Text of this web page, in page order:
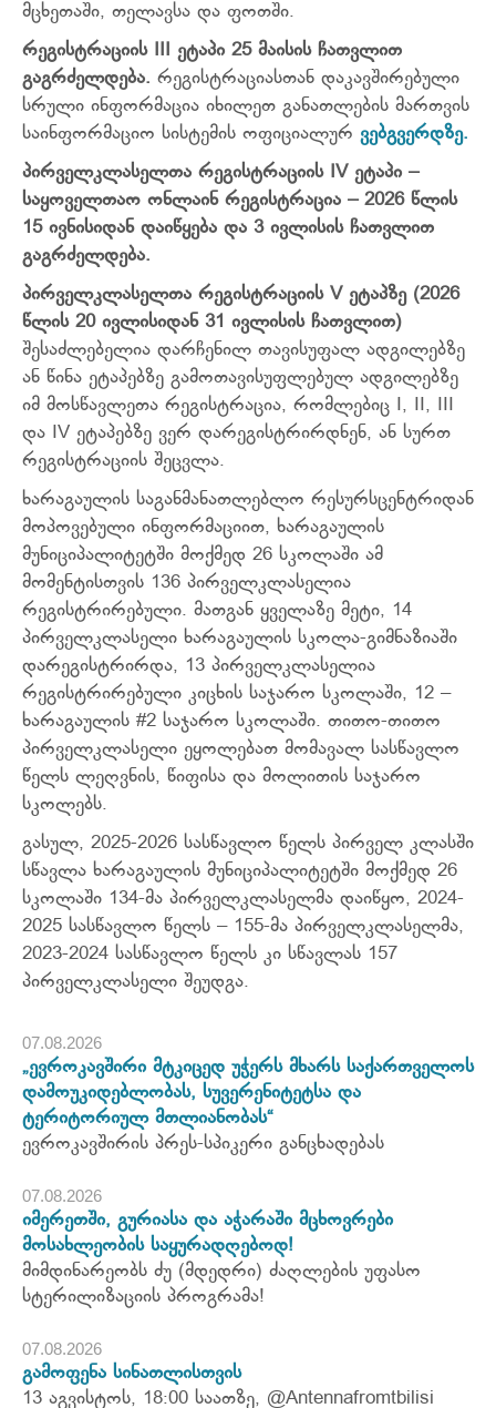
მცხეთაში, თელავსა და ფოთში.
რეგისტრაციის III ეტაპი 25 მაისის ჩათვლით
გაგრძელდება. რეგისტრაციასთან დაკავშირებული
სრული ინფორმაცია იხილეთ განათლების მართვის
საინფორმაციო სისტემის ოფიციალურ ვებგვერდზე.
პირველკლასელთა რეგისტრაციის IV ეტაპი –
საყოველთაო ონლაინ რეგისტრაცია – 2026 წლის
15 ივნისიდან დაიწყება და 3 ივლისის ჩათვლით
გაგრძელდება.
პირველკლასელთა რეგისტრაციის V ეტაპზე (2026
წლის 20 ივლისიდან 31 ივლისის ჩათვლით)
შესაძლებელია დარჩენილ თავისუფალ ადგილებზე
ან წინა ეტაპებზე გამოთავისუფლებულ ადგილებზე
იმ მოსწავლეთა რეგისტრაცია, რომლებიც I, II, III
და IV ეტაპებზე ვერ დარეგისტრირდნენ, ან სურთ
რეგისტრაციის შეცვლა.
ხარაგაულის საგანმანათლებლო რესურსცენტრიდან
მოპოვებული ინფორმაციით, ხარაგაულის
მუნიციპალიტეტში მოქმედ 26 სკოლაში ამ
მომენტისთვის 136 პირველკლასელია
რეგისტრირებული. მათგან ყველაზე მეტი, 14
პირველკლასელი ხარაგაულის სკოლა-გიმნაზიაში
დარეგისტრირდა, 13 პირველკლასელია
რეგისტრირებული კიცხის საჯარო სკოლაში, 12 –
ხარაგაულის #2 საჯარო სკოლაში. თითო-თითო
პირველკლასელი ეყოლებათ მომავალ სასწავლო
წელს ლეღვნის, წიფისა და მოლითის საჯარო
სკოლებს.
გასულ, 2025-2026 სასწავლო წელს პირველ კლასში
სწავლა ხარაგაულის მუნიციპალიტეტში მოქმედ 26
სკოლაში 134-მა პირველკლასელმა დაიწყო, 2024-
2025 სასწავლო წელს – 155-მა პირველკლასელმა,
2023-2024 სასწავლო წელს კი სწავლას 157
პირველკლასელი შეუდგა.
07.08.2026
„ევროკავშირი მტკიცედ უჭერს მხარს საქართველოს
დამოუკიდებლობას, სუვერენიტეტსა და
ტერიტორიულ მთლიანობას“
ევროკავშირის პრეს-სპიკერი განცხადებას
07.08.2026
იმერეთში, გურიასა და აჭარაში მცხოვრები
მოსახლეობის საყურადღებოდ!
მიმდინარეობს ძუ (მდედრი) ძაღლების უფასო
სტერილიზაციის პროგრამა!
07.08.2026
გამოფენა სინათლისთვის
13 აგვისტოს, 18:00 საათზე, @Antennafromtbilisi